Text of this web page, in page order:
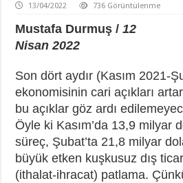
13/04/2022 736 Görüntülenme
Mustafa Durmuş /12
Nisan 2022
Son dört aydır (Kasım 2021-
ekonomisinin cari açıkları
bu açıklar göz ardı
Öyle ki Kasım’da 13,9 milyar
süreç, Şubat’ta 21,8 milyar
büyük etken kuşkusuz dış
(ithalat-ihracat) patlama.